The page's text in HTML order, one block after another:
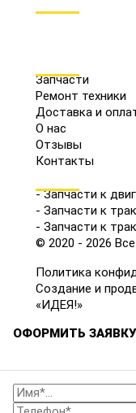
Запчасти
Ремонт техники
Доставка и
О нас
Отзывы
Контакты
- Запчасти к
- Запчасти к
- Запчасти к
© 2020 - 2026
Политика
Создание и
«ИДЕЯ!»
ОФОРМИТЬ ЗАЯВКУ